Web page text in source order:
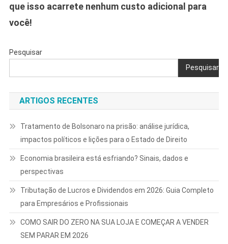
que isso acarrete nenhum custo adicional para
você!
Pesquisar
Pesquisar
ARTIGOS RECENTES
Tratamento de Bolsonaro na prisão: análise jurídica,
impactos políticos e lições para o Estado de Direito
Economia brasileira está esfriando? Sinais, dados e
perspectivas
Tributação de Lucros e Dividendos em 2026: Guia Completo
para Empresários e Profissionais
COMO SAIR DO ZERO NA SUA LOJA E COMEÇAR A VENDER
SEM PARAR EM 2026